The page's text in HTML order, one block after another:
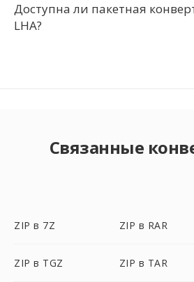
Доступна ли пакетная
LHA?
Связанные
ZIP в 7Z ZIP в RAR
ZIP в TGZ ZIP в TAR